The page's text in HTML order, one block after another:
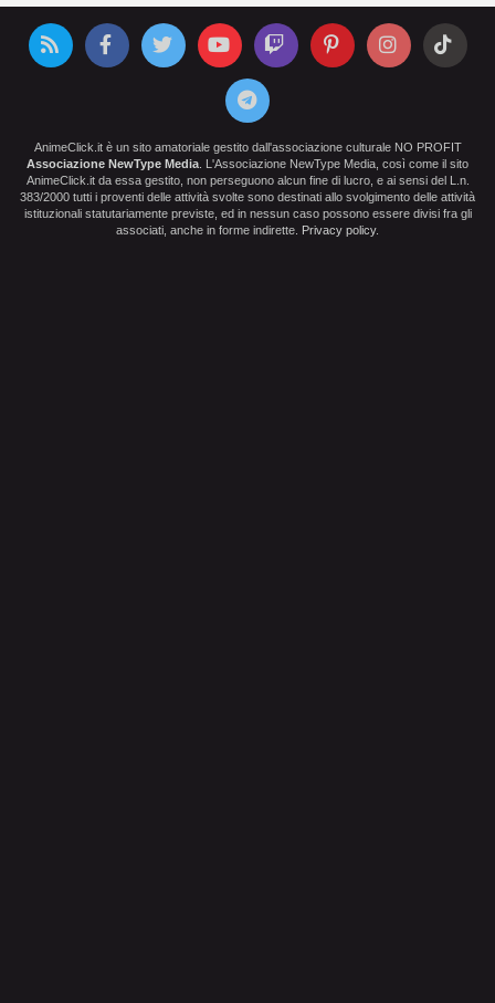
AnimeClick.it è un sito amatoriale gestito dall'associazione culturale NO PROFIT
Associazione NewType Media . L'Associazione NewType Media, così come il sito
AnimeClick.it da essa gestito, non perseguono alcun fine di lucro, e ai sensi del L.n.
383/2000 tutti i proventi delle attività svolte sono destinati allo svolgimento delle attività
istituzionali statutariamente previste, ed in nessun caso possono essere divisi fra gli
associati, anche in forme indirette. Privacy policy.